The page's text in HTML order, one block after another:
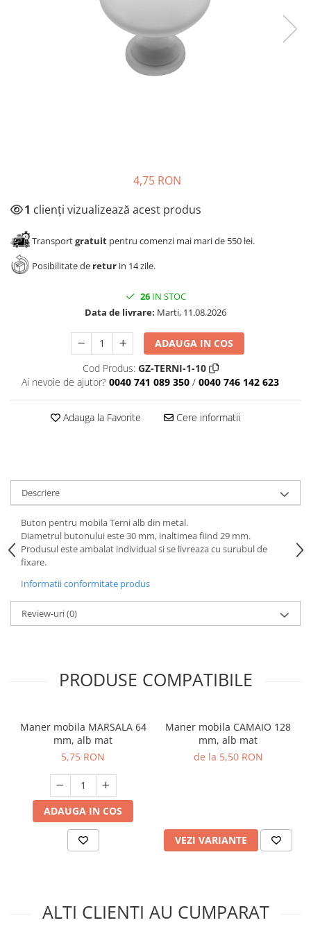
Solutii de curatat & adezivi
Alte accesorii mobila
4,75 RON
1 clienți vizualizează acest produs
Transportgratuit pentru comenzi mai mari de 550 lei.
Posibilitate de retur in 14 zile.
26IN STOC
Data de livrare: Marti, 11.08.2026
ADAUGA IN COS
Cod Produs: GZ-TERNI-1-10
Ai nevoie de ajutor? 0040 741 089 350 / 0040 746 142 623
Adauga la Favorite Cere informatii
Descriere
Buton pentru mobila Terni alb din metal.
Diametrul butonului este 30 mm, inaltimea fiind 29 mm.
Produsul este ambalat individual si se livreaza cu surubul de
fixare.
Informatii conformitate produs
Review-uri(0)
PRODUSE COMPATIBILE
Maner mobila MARSALA 64
mm, alb mat
5,75 RON
ADAUGA IN COS
Maner mobila CAMAIO 128
mm, alb mat
de la 5,50 RON
VEZI VARIANTE
ALTI CLIENTI AU CUMPARAT